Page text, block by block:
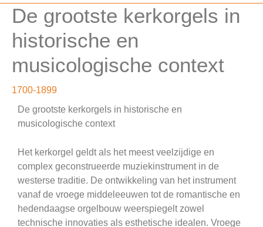
De grootste kerkorgels in
historische en
musicologische context
1700-1899
De grootste kerkorgels in historische en
musicologische context
Het kerkorgel geldt als het meest veelzijdige en
complex geconstrueerde muziekinstrument in de
westerse traditie. De ontwikkeling van het instrument
vanaf de vroege middeleeuwen tot de romantische en
hedendaagse orgelbouw weerspiegelt zowel
technische innovaties als esthetische idealen. Vroege